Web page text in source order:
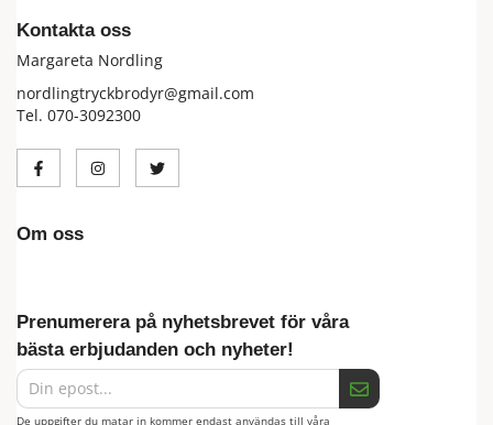
Kontakta oss
Margareta Nordling
nordlingtryckbrodyr@gmail.com
Tel. 070-3092300
Om oss
Prenumerera på nyhetsbrevet för våra
bästa erbjudanden och nyheter!
De uppgifter du matar in kommer endast användas till våra